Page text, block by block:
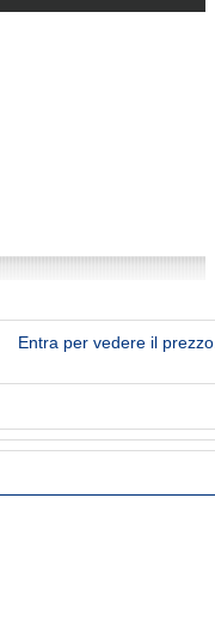
Entra per vedere il prezzo.